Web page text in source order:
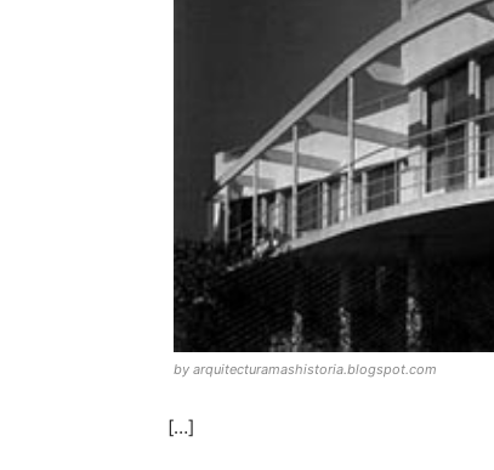
by arquitecturamashistoria.blogspot.com
[…]